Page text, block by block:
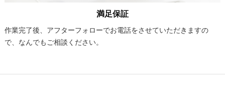
満足保証
作業完了後、アフターフォローでお電話をさせていただきますの
で、なんでもご相談ください。